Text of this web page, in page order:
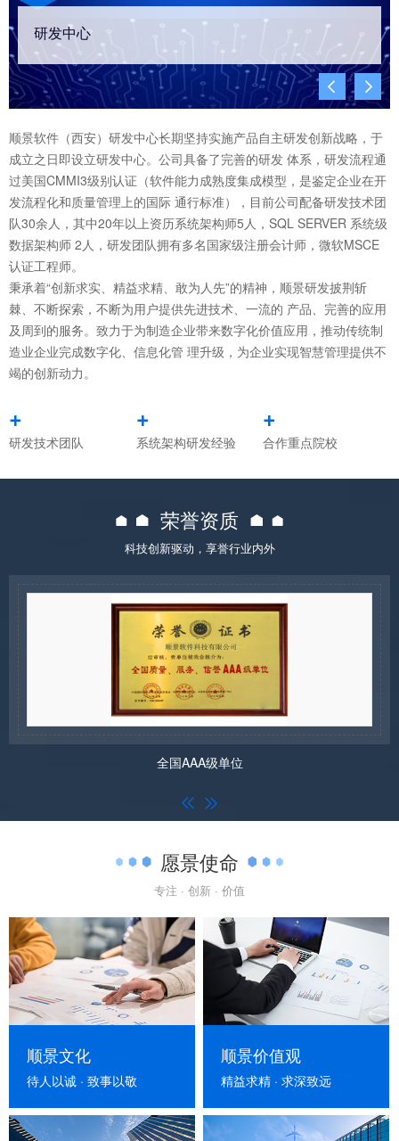
研发中心
 
顺景软件（西安）研发中心长期坚持实施产品自主研发创新战略，于
成立之日即设立研发中心。公司具备了完善的研发 体系，研发流程通
过美国CMMI3级别认证（软件能力成熟度集成模型，是鉴定企业在开
发流程化和质量管理上的国际 通行标准），目前公司配备研发技术团
队30余人，其中20年以上资历系统架构师5人，SQL SERVER 系统级
数据架构师 2人，研发团队拥有多名国家级注册会计师，微软MSCE
认证工程师。
秉承着“创新求实、精益求精、敢为人先”的精神，顺景研发披荆斩
棘、不断探索，不断为用户提供先进技术、一流的 产品、完善的应用
及周到的服务。致力于为制造企业带来数字化价值应用，推动传统制
造业企业完成数字化、信息化管 理升级，为企业实现智慧管理提供不
竭的创新动力。
+
研发技术团队
+
系统架构研发经验
+
合作重点院校
荣誉资质
科技创新驱动，享誉行业内外
全国AAA级单位
 
愿景使命
专注 · 创新 · 价值
顺景文化
待人以诚 · 致事以敬
顺景价值观
精益求精 · 求深致远